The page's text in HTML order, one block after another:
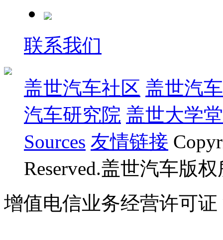
联系我们
盖世汽车社区 盖世汽
汽车研究院 盖世大学堂
Sources 友情链接
Reserved.盖世汽车版
增值电信业务经营许可证